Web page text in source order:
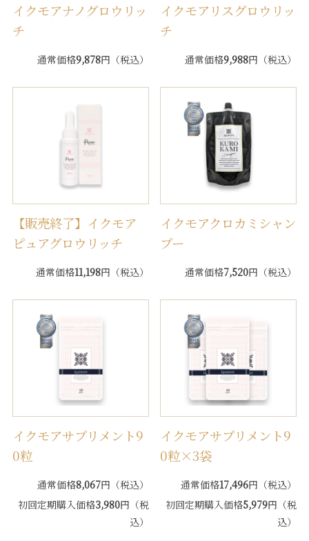
イクモアナノグロウリッ
チ
通常価格9,878円（税込）
イクモアリスグロウリッ
チ
通常価格9,988円（税込）
【販売終了】イクモア
ピュアグロウリッチ
通常価格11,198円（税込）
イクモアクロカミシャン
プー
通常価格7,520円（税込）
イクモアサプリメント9
0粒
通常価格8,067円（税込）
初回定期購入価格3,980円（税
込）
イクモアサプリメント9
0粒×3袋
通常価格17,496円（税込）
初回定期購入価格5,979円（税
込）